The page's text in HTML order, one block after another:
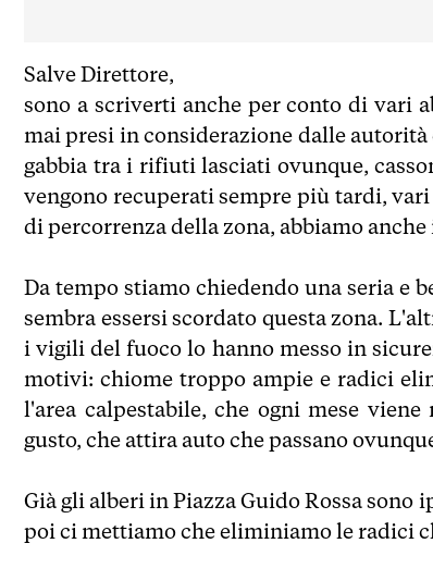
Salve Direttore,
sono a scriverti anche per conto di vari
mai presi in considerazione dalle
gabbia tra i rifiuti lasciati ovunque,
vengono recuperati sempre più tardi,
di percorrenza della zona, abbiamo
Da tempo stiamo chiedendo una seria e
sembra essersi scordato questa zona.
i vigili del fuoco lo hanno messo in
motivi: chiome troppo ampie e radici
l'area calpestabile, che ogni mese
gusto, che attira auto che passano
Già gli alberi in Piazza Guido Rossa
poi ci mettiamo che eliminiamo le radici